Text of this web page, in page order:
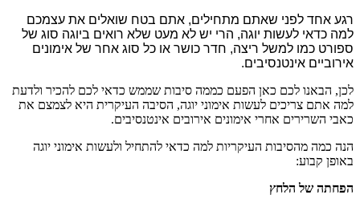
רגע אחד לפני שאתם מתחילים, אתם בטח שואלים את עצמכם
למה כדאי לעשות יוגה, הרי יש לא מעט שלא רואים ביוגה סוג של
ספורט כמו למשל ריצה, חדר כושר או כל סוג אחר של אימונים
אירוביים אינטנסיבים.
לכן, הבאנו לכם כאן הפעם כממה סיבות שממש כדאי לכם להכיר ולדעת
למה אתם צריכים לעשות אימוני יוגה, הסיבה העיקרית היא לצמצם את
כאבי השרירים אחרי אימונים אירובים אינטנסיבים.
הנה כמה מהסיבות העיקריות למה כדאי להתחיל ולעשות אימוני יוגה
באופן קבוע:
הפחתה של הלחץ